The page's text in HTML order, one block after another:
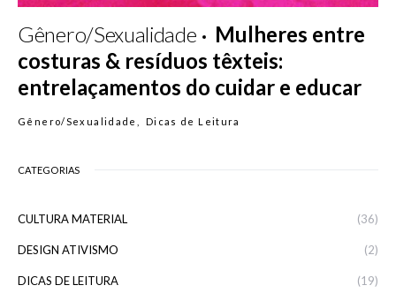
Gênero/Sexualidade
Mulheres entre
costuras & resíduos têxteis:
entrelaçamentos do cuidar e educar
Gênero/Sexualidade Dicas de Leitura
CATEGORIAS
CULTURA MATERIAL (36)
DESIGN ATIVISMO (2)
DICAS DE LEITURA (19)